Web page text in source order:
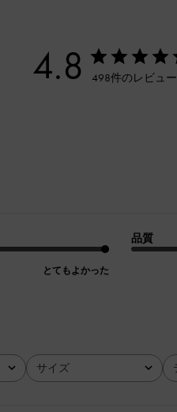
4.8 498件のレビュ
とてもよかった
品質
サイズ
全て